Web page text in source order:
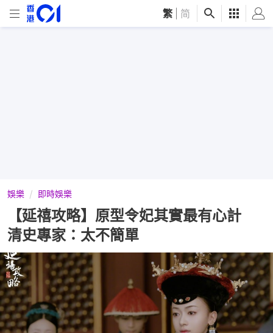
繁 简
娛樂 即時娛樂
【延禧攻略】原型令妃其實最有心計
清史專家：太不簡單